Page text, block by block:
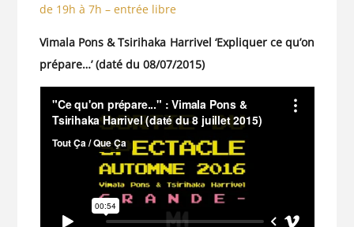
de 19h à 7h – entrée libre
Vimala Pons & Tsirihaka Harrivel ‘Expliquer ce qu’on
prépare…’ (daté du 08/07/2015)